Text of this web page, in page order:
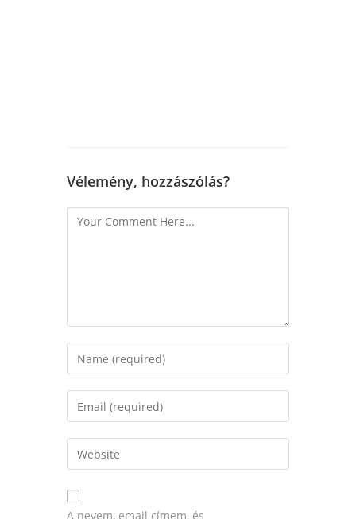
Vélemény, hozzászólás?
A nevem, email címem, és